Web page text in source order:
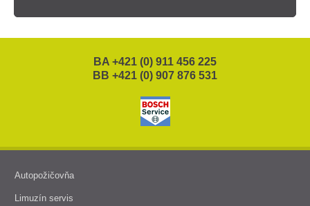
BA +421 (0) 911 456 225
BB +421 (0) 907 876 531
Autopožičovňa
Limuzín servis